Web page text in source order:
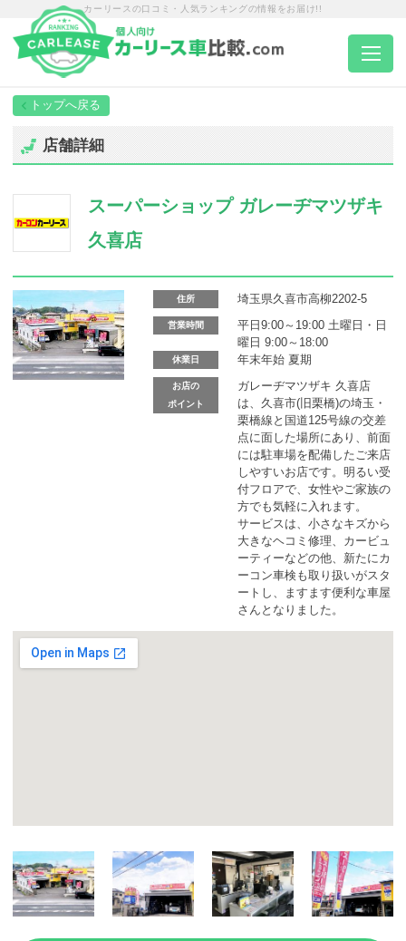
カーリースの口コミ・人気ランキングの情報をお届け!!
トップページ
エリア別ランキング
エリア別店舗一覧
車種から選ぶ
閉じる
店舗詳細
スーパーショップ ガレーヂマツザキ
久喜店
住所 埼玉県久喜市高柳2202-5
営業時間
平日9:00～19:00 土曜日・日
曜日 9:00～18:00
休業日 年末年始 夏期
お店の
ポイント
ガレーヂマツザキ 久喜店
は、久喜市(旧栗橋)の埼玉・
栗橋線と国道125号線の交差
点に面した場所にあり、前面
には駐車場を配備したご来店
しやすいお店です。明るい受
付フロアで、女性やご家族の
方でも気軽に入れます。
サービスは、小さなキズから
大きなヘコミ修理、カービュ
ーティーなどの他、新たにカ
ーコン車検も取り扱いがスタ
ートし、ますます便利な車屋
さんとなりました。